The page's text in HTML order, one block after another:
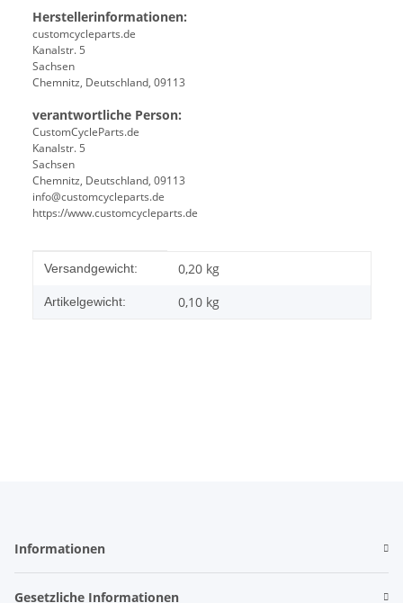
Herstellerinformationen:
customcycleparts.de
Kanalstr. 5
Sachsen
Chemnitz, Deutschland, 09113
verantwortliche Person:
CustomCycleParts.de
Kanalstr. 5
Sachsen
Chemnitz, Deutschland, 09113
info@customcycleparts.de
https://www.customcycleparts.de
Produkteigenschaft
Wert
Versandgewicht: 0,20 kg
Artikelgewicht: 0,10 kg
Informationen
Gesetzliche Informationen